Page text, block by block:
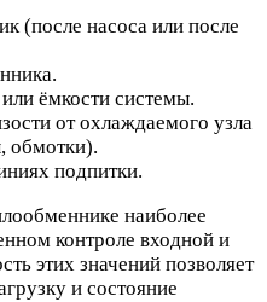
(после насоса или после
ёмкости системы.
от охлаждаемого узла
обмотки).
подпитки.
наиболее
контроле входной и
этих значений позволяет
и состояние